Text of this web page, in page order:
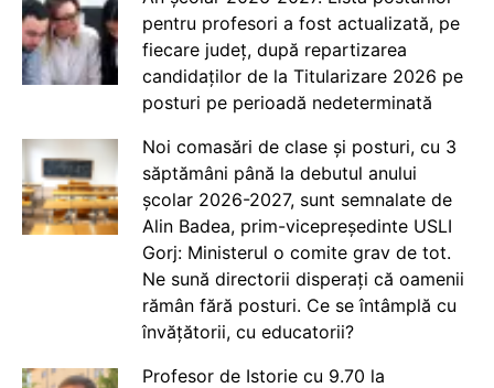
pentru profesori a fost actualizată, pe
fiecare județ, după repartizarea
candidaților de la Titularizare 2026 pe
posturi pe perioadă nedeterminată
Noi comasări de clase și posturi, cu 3
săptămâni până la debutul anului
școlar 2026-2027, sunt semnalate de
Alin Badea, prim-vicepreședinte USLI
Gorj: Ministerul o comite grav de tot.
Ne sună directorii disperați că oamenii
rămân fără posturi. Ce se întâmplă cu
învățătorii, cu educatorii?
Profesor de Istorie cu 9.70 la